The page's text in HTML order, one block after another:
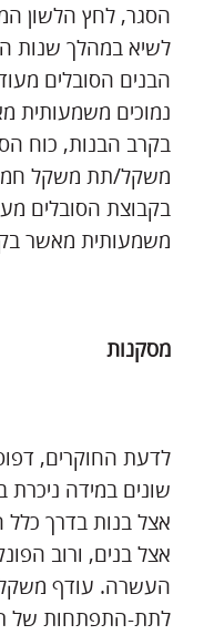
הסגר, לחץ הלשון
לשיא במהלך שנות
הבנים הסובלים
נמוכים משמעותית
בקרב הבנות, כוח
משקל/תת משקל
בקבוצת הסובלים
משמעותית מאשר
מסקנות
לדעת החוקרים,
שונים במידה ניכרת
אצל בנות בדרך כלל
אצל בנים, ורוב
העשרה. עודף
לתת-התפתחות של